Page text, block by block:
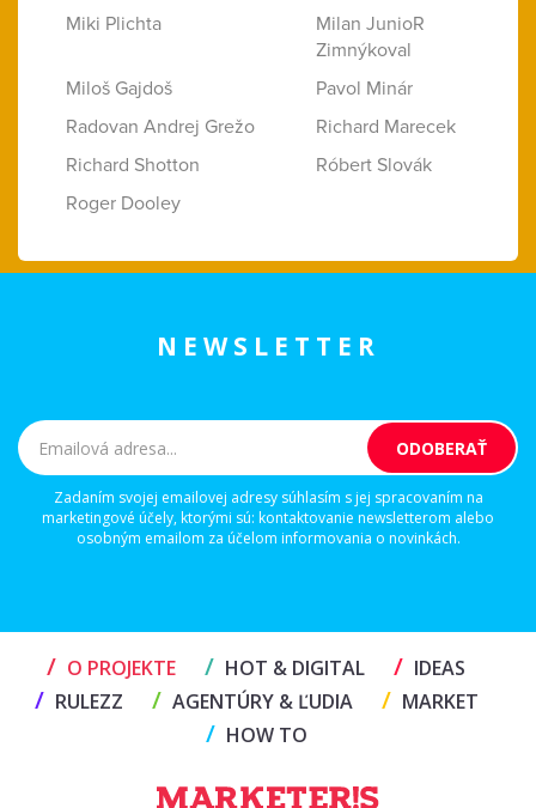
Miki Plichta
Milan JunioR
Zimnýkoval
Miloš Gajdoš
Pavol Minár
Radovan Andrej Grežo
Richard Marecek
Richard Shotton
Róbert Slovák
Roger Dooley
NEWSLETTER
Zadaním svojej emailovej adresy súhlasím s jej spracovaním na
marketingové účely, ktorými sú: kontaktovanie newsletterom alebo
osobným emailom za účelom informovania o novinkách.
/ O PROJEKTE / HOT & DIGITAL / IDEAS
/ RULEZZ / AGENTÚRY & ĽUDIA / MARKET
/ HOW TO